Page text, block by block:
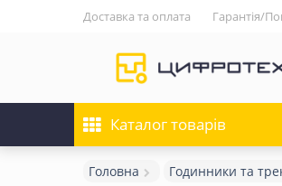
Доставка та оплата Гарантія/
Каталогтоварів
Головна Годинники та